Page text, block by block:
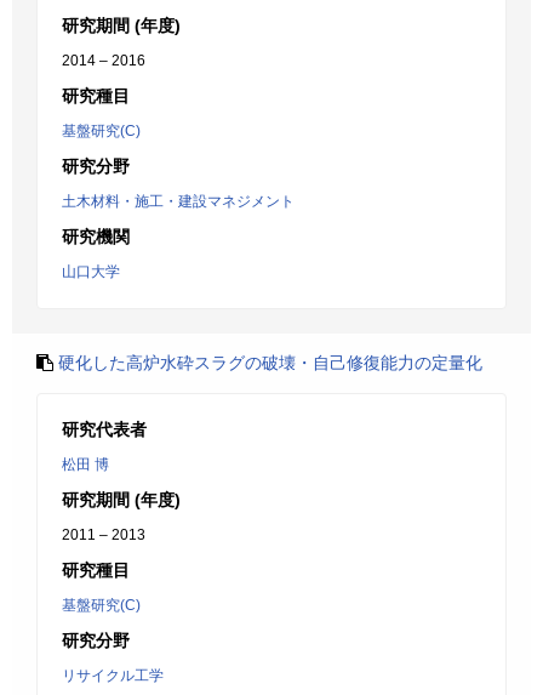
研究期間 (年度)
2014 – 2016
研究種目
基盤研究(C)
研究分野
土木材料・施工・建設マネジメント
研究機関
山口大学
硬化した高炉水砕スラグの破壊・自己修復能力の定量化
研究代表者
松田 博
研究期間 (年度)
2011 – 2013
研究種目
基盤研究(C)
研究分野
リサイクル工学